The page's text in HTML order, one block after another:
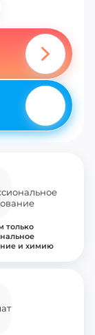
только
и химию